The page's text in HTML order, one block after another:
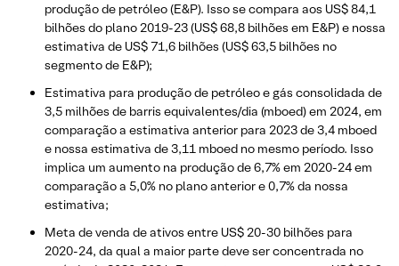
produção de petróleo (E&P). Isso se compara aos US$ 84,1
bilhões do plano 2019-23 (US$ 68,8 bilhões em E&P) e nossa
estimativa de US$ 71,6 bilhões (US$ 63,5 bilhões no
segmento de E&P);
Estimativa para produção de petróleo e gás consolidada de
3,5 milhões de barris equivalentes/dia (mboed) em 2024, em
comparação a estimativa anterior para 2023 de 3,4 mboed
e nossa estimativa de 3,11 mboed no mesmo período. Isso
implica um aumento na produção de 6,7% em 2020-24 em
comparação a 5,0% no plano anterior e 0,7% da nossa
estimativa;
Meta de venda de ativos entre US$ 20-30 bilhões para
2020-24, da qual a maior parte deve ser concentrada no